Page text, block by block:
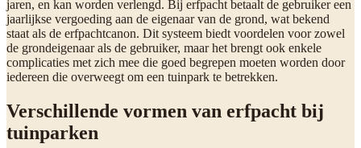
jaren, en kan worden verlengd. Bij erfpacht betaalt de gebruiker een
jaarlijkse vergoeding aan de eigenaar van de grond, wat bekend
staat als de erfpachtcanon. Dit systeem biedt voordelen voor zowel
de grondeigenaar als de gebruiker, maar het brengt ook enkele
complicaties met zich mee die goed begrepen moeten worden door
iedereen die overweegt om een tuinpark te betrekken.
Verschillende vormen van erfpacht bij
tuinparken